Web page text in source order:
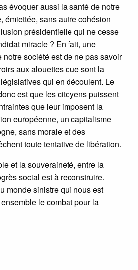
évoquer aussi la santé de notre
émiettée, sans autre cohésion
présidentielle qui ne cesse
miracle ? En fait, une
société est de ne pas savoir
aux alouettes que sont la
qui en découlent. Le
est que les citoyens puissent
que leur imposent la
européenne, un capitalisme
sans morale et des
toute tentative de libération.
et la souveraineté, entre la
social est à reconstruire.
monde sinistre qui nous est
le combat pour la